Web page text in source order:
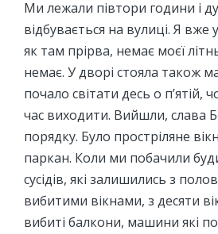
Ми лежали півтори години і
відбувається на вулиці. Я вже
як там прірва, немає моєї
немає. У дворі стояла також
почало світати десь о п’ятій,
час виходити. Вийшли, слава
порядку. Було простріляне
паркан. Коли ми побачили
сусідів, які залишились з
вибитими вікнами, з десяти
вибиті балкони, машини які